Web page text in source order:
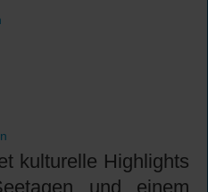
kulturelle Highlights
und einem